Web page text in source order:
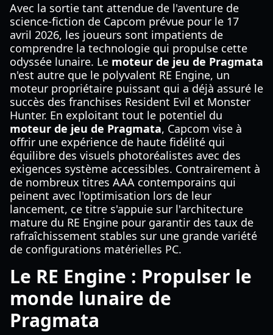
Avec la sortie tant attendue de l'aventure de
science-fiction de Capcom prévue pour le 17
avril 2026, les joueurs sont impatients de
comprendre la technologie qui propulse cette
odyssée lunaire. Le moteur de jeu de Pragmata
n'est autre que le polyvalent RE Engine, un
moteur propriétaire puissant qui a déjà assuré le
succès des franchises Resident Evil et Monster
Hunter. En exploitant tout le potentiel du
moteur de jeu de Pragmata, Capcom vise à
offrir une expérience de haute fidélité qui
équilibre des visuels photoréalistes avec des
exigences système accessibles. Contrairement à
de nombreux titres AAA contemporains qui
peinent avec l'optimisation lors de leur
lancement, ce titre s'appuie sur l'architecture
mature du RE Engine pour garantir des taux de
rafraîchissement stables sur une grande variété
de configurations matérielles PC.
Le RE Engine : Propulser le
monde lunaire de
Pragmata